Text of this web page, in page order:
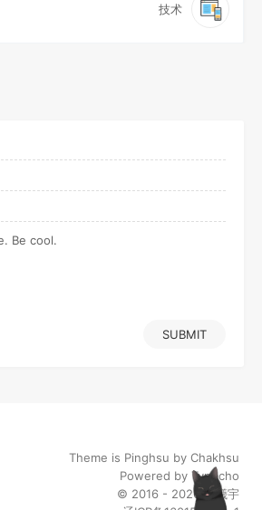
技术
SUBMIT
Theme is Pinghsu by Chakhsu
Powered by Typecho
© 2016 - 2026陈曦宇